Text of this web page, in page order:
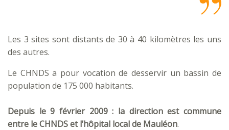
Les 3 sites sont distants de 30 à 40 kilomètres les uns
des autres.
Le CHNDS a pour vocation de desservir un bassin de
population de 175 000 habitants.
Depuis le 9 février 2009 : la direction est commune
entre le CHNDS et l’hôpital local de Mauléon.